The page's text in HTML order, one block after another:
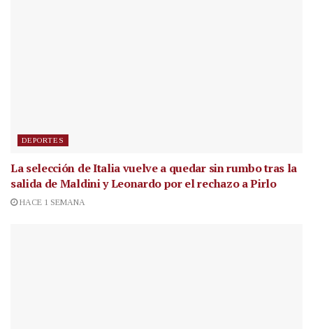
DEPORTES
La selección de Italia vuelve a quedar sin rumbo tras la
salida de Maldini y Leonardo por el rechazo a Pirlo
HACE 1 SEMANA